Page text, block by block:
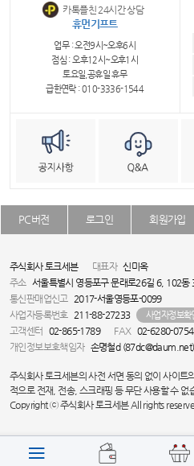
카톡플친 24시간 상담
휴먼기프트
업무 : 오전9시~오후6시
점심 : 오후12시~오후1시
토요일,공휴일 휴무
급한연락 : 010-3336-1544
PC버전 로그인 회원가입
주식회사 토크세븐 대표자 신미옥
주소 서울특별시 영등포구 문래로26길 6, 102동
통신판매업신고 2017-서울영등포-0099
사업자등록번호 211-88-27233 사업자정보확
고객센터 02-865-1789 FAX 02-6280-0754
개인정보보호책임자 손명철d (87dc@daum.net)
주식회사 토크세븐의 사전 서면 동의 없이 사이트
적으로 전재, 전송, 스크래핑 등 무단 사용할 수 없
Copyright ⓒ 주식회사 토크세븐 All rights